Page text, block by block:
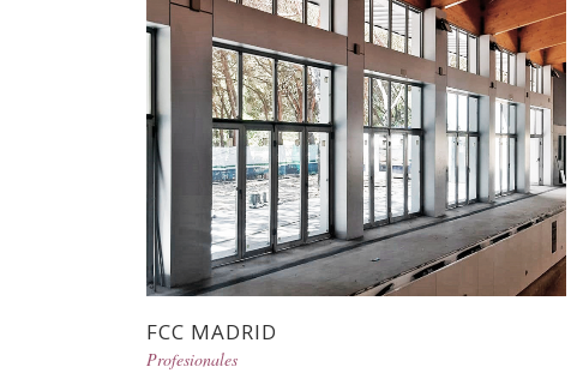
FCC MADRID
Profesionales